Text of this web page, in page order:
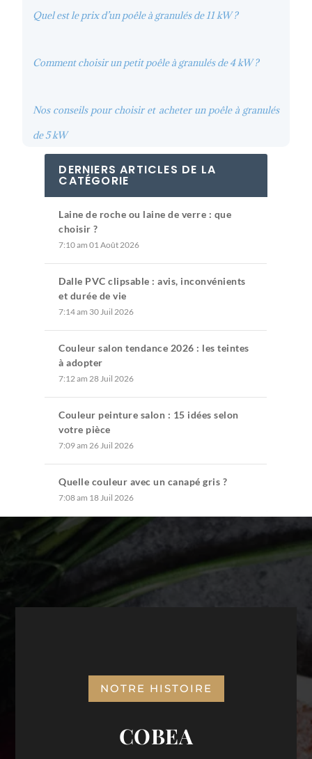
Quel est le prix d’un poêle à granulés de 11 kW ?
Comment choisir un petit poêle à granulés de 4 kW ?
Nos conseils pour choisir et acheter un poêle à granulés
de 5 kW
DERNIERS ARTICLES DE LA
CATÉGORIE
Laine de roche ou laine de verre : que
choisir ?
7:10 am 01 Août 2026
Dalle PVC clipsable : avis, inconvénients
et durée de vie
7:14 am 30 Juil 2026
Couleur salon tendance 2026 : les teintes
à adopter
7:12 am 28 Juil 2026
Couleur peinture salon : 15 idées selon
votre pièce
7:09 am 26 Juil 2026
Quelle couleur avec un canapé gris ?
7:08 am 18 Juil 2026
NOTRE HISTOIRE
COBEA